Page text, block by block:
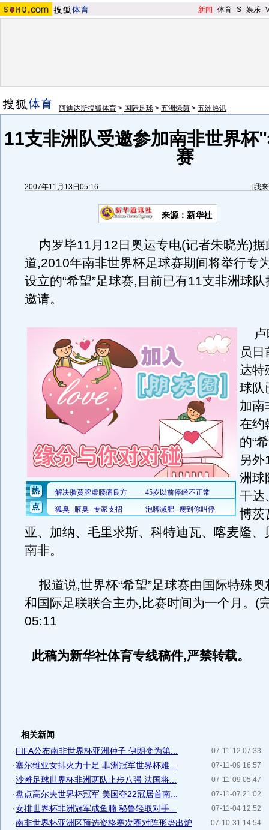
新闻 -体育-S-娱乐-
阿迪达斯搜狐体育 > 国际足球 > 五洲绿茵 > 五洲热讯
11支非洲队受邀参加南非世界杯
赛
2007年11月13日05:16 [我
来源：新华社
内罗毕11月12日奥运专电(记者朱晓光)据
道,2010年南非世界杯足球赛期间将举行专
设立的“希望”足球赛,目前已有11支非洲球
邀请。
卢
员
达特
球队
加南
在约
的“
另
洲球
干达
博茨
亚、加纳、毛里求斯、科特迪瓦、喀麦隆、
南非。
报道说,世界杯“希望”足球赛由国际特殊
和国际足联联合主办,比赛时间为一个月。(
05:11
此稿为新华社体育专线稿件,严禁转载。
相关新闻
07-11-12 07:33
·FIFA公布南非世界杯亚洲种子 伊朗变为第...
07-11-09 16:57
·塞尔维亚女排火力十足 非洲冠军世界杯难...
07-11-09 05:47
·沙滩足球世界杯非洲两队止步八强 法国将...
07-11-07 21:02
·盘点高尔夫世界杯冠军 美国夺22冠居首南...
07-11-04 12:52
·女排世界杯非洲冠军成鱼腩 秘鲁轻取对手...
07-10-31 14:54
·南非世界杯亚洲区预选资格赛次圈对阵形势出炉